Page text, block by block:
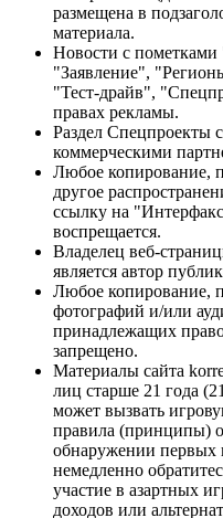
размещена в
материала.
Новости с
"Заявление",
"Тест-драйв",
правах рекламы.
Раздел Спецпроекты
коммерческими
Любое копирование,
другое
ссылку на
воспрещается.
Владелец веб-
является автор
Любое копирование,
фотографий и/или
принадлежащих
запрещено.
Материалы сайта
лиц старше 21 года
может вызвать
правила (принципы)
обнаружении первых
немедленно
участие в азартных
доходов или